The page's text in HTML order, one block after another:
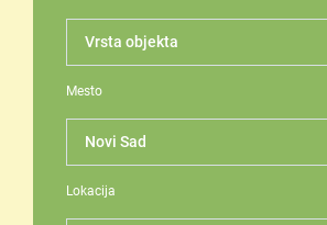
Mesto
Lokacija